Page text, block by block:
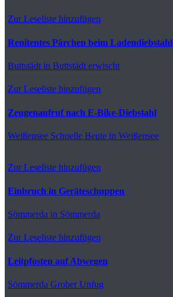
Zur Leseliste hinzufügen
Renitentes Pärchen beim Ladendiebstahl
Buttstädt in Buttstädt erwischt
Zur Leseliste hinzufügen
Zeugenaufruf nach E-Bike-Diebstahl
Weißensee Schnelle Beute in Weißensee
Zur Leseliste hinzufügen
Einbruch in Geräteschuppen
Sömmerda in Sömmerda
Zur Leseliste hinzufügen
Leitpfosten auf Abwegen
Sömmerda Grober Unfug